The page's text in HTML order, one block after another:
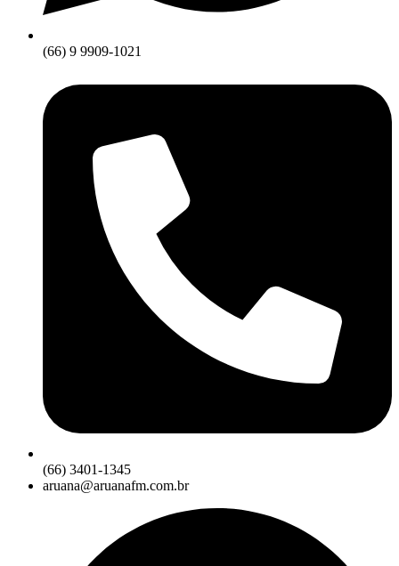
(66) 9 9909-1021
(66) 3401-1345
aruana@aruanafm.com.br